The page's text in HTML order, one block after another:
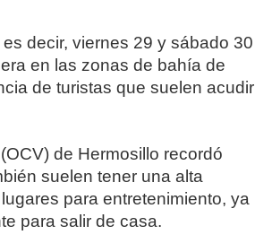
decir, viernes 29 y sábado 30
en las zonas de bahía de
de turistas que suelen acudir
de Hermosillo recordó
suelen tener una alta
para entretenimiento, ya
para salir de casa.